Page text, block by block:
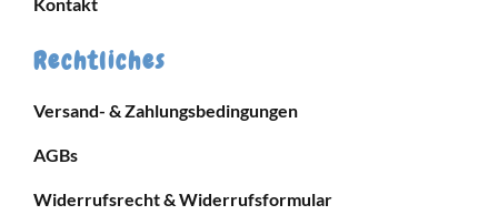
Rechtliches
Versand- & Zahlungsbedingungen
AGBs
Widerrufsrecht & Widerrufsformular